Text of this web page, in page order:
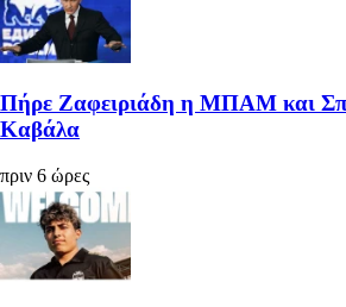
Πήρε Ζαφειριάδη η ΜΠΑΜ και
Καβάλα
πριν 6 ώρες